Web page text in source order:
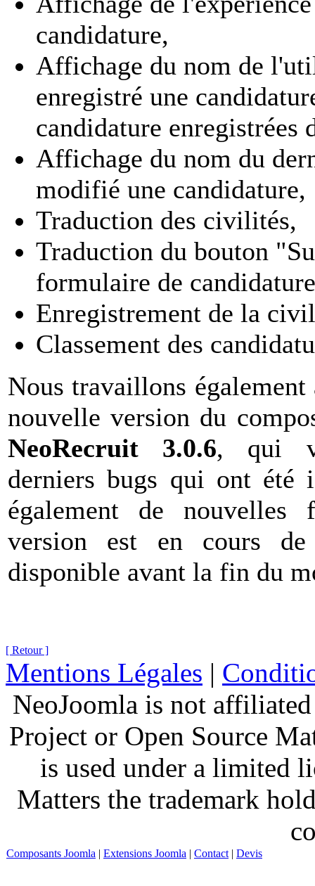
candidature,
Affichage du nom de
enregistré une
candidature
Affichage du nom du
modifié une candidature,
Traduction des civilités,
Traduction du bouton
formulaire de
Enregistrement de la
Classement des
Nous travaillons
nouvelle version du
NeoRecruit 3.0.6, qui
derniers bugs qui ont été
également de nouvelles
version est en cours
disponible avant la fin du
[ Retour ]
Mentions Légales |
NeoJoomla is not
Project or Open Source
is used under a limited
Matters the trademark
Composants Joomla | Extensions Joomla | Contact | Devis